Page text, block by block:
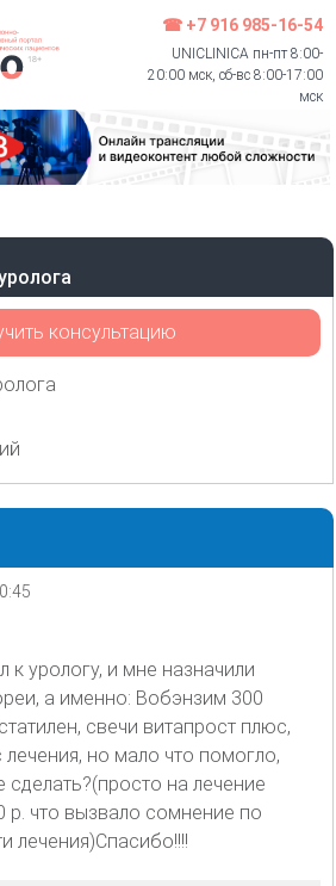
☎ +7 916 985-16-54
UNICLINICA пн-пт 8:00-
20:00 мск, сб-вс 8:00-17:00
мск
консультацию
к урологу, и мне назначили
а именно: Вобэнзим 300
свечи витапрост плюс,
лечения, но мало что помогло,
сделать?(просто на лечение
р. что вызвало сомнение по
лечения)Спасибо!!!!